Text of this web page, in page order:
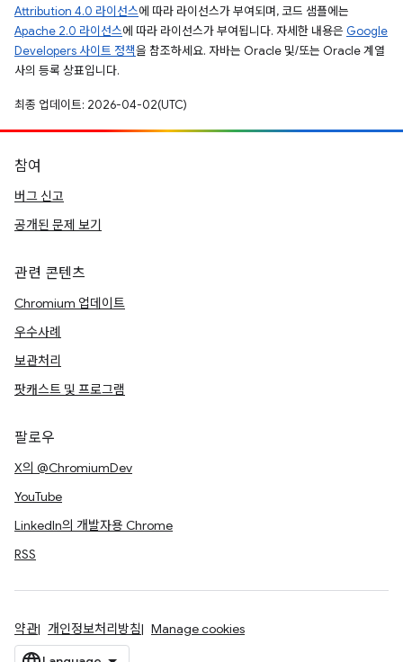
Attribution 4.0 라이선스에 따라 라이선스가 부여되며, 코드 샘플에는
Apache 2.0 라이선스에 따라 라이선스가 부여됩니다. 자세한 내용은 Google
Developers 사이트 정책을 참조하세요. 자바는 Oracle 및/또는 Oracle 계열
사의 등록 상표입니다.
최종 업데이트: 2026-04-02(UTC)
참여
버그 신고
공개된 문제 보기
관련 콘텐츠
Chromium 업데이트
우수사례
보관처리
팟캐스트 및 프로그램
팔로우
X의 @ChromiumDev
YouTube
LinkedIn의 개발자용 Chrome
RSS
약관 개인정보처리방침 Manage cookies